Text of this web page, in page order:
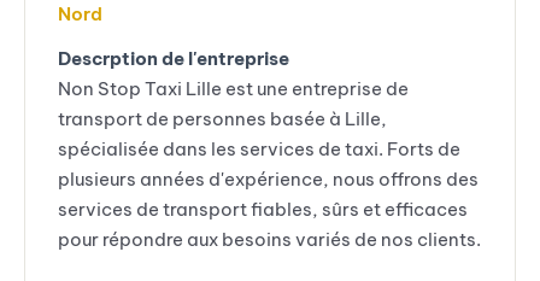
Nord
Descrption de l'entreprise
Non Stop Taxi Lille est une entreprise de
transport de personnes basée à Lille,
spécialisée dans les services de taxi. Forts de
plusieurs années d'expérience, nous offrons des
services de transport fiables, sûrs et efficaces
pour répondre aux besoins variés de nos clients.